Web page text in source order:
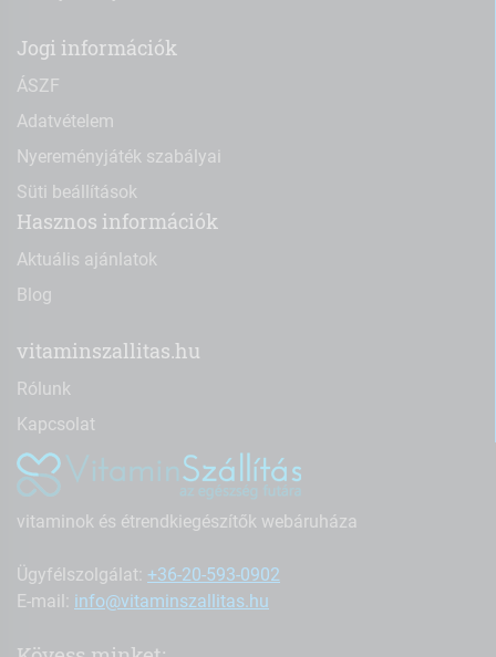
Jogi információk
ÁSZF
Adatvételem
Nyereményjáték szabályai
Süti beállítások
Hasznos információk
Aktuális ajánlatok
Blog
vitaminszallitas.hu
Rólunk
Kapcsolat
vitaminok és étrendkiegészítők webáruháza
Ügyfélszolgálat: +36-20-593-0902
E-mail: info@vitaminszallitas.hu